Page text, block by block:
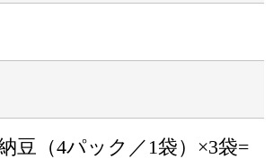
豆（4パック／1袋）×3袋=